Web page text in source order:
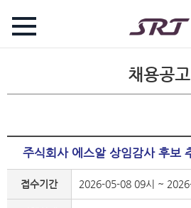
채용공고
주식회사 에스알 상임감사 후보
접수기간 2026-05-08 09시 ~